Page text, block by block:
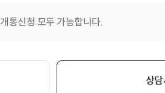
통신청 모두 가능합니다.
상